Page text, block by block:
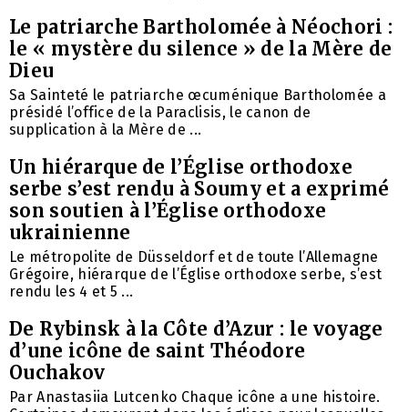
Le patriarche Bartholomée à Néochori :
le « mystère du silence » de la Mère de
Dieu
Sa Sainteté le patriarche œcuménique Bartholomée a
présidé l’office de la Paraclisis, le canon de
supplication à la Mère de ...
Un hiérarque de l’Église orthodoxe
serbe s’est rendu à Soumy et a exprimé
son soutien à l’Église orthodoxe
ukrainienne
Le métropolite de Düsseldorf et de toute l’Allemagne
Grégoire, hiérarque de l’Église orthodoxe serbe, s’est
rendu les 4 et 5 ...
De Rybinsk à la Côte d’Azur : le voyage
d’une icône de saint Théodore
Ouchakov
Par Anastasiia Lutcenko Chaque icône a une histoire.